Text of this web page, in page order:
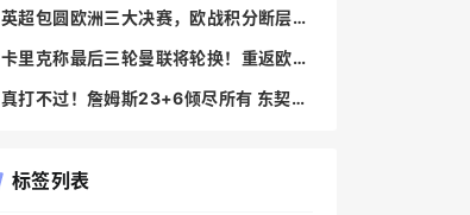
英超包圆欧洲三大决赛，欧战积分断层第
卡里克称最后三轮曼联将轮换！重返欧冠
真打不过！詹姆斯23+6倾尽所有 东契奇
标签列表